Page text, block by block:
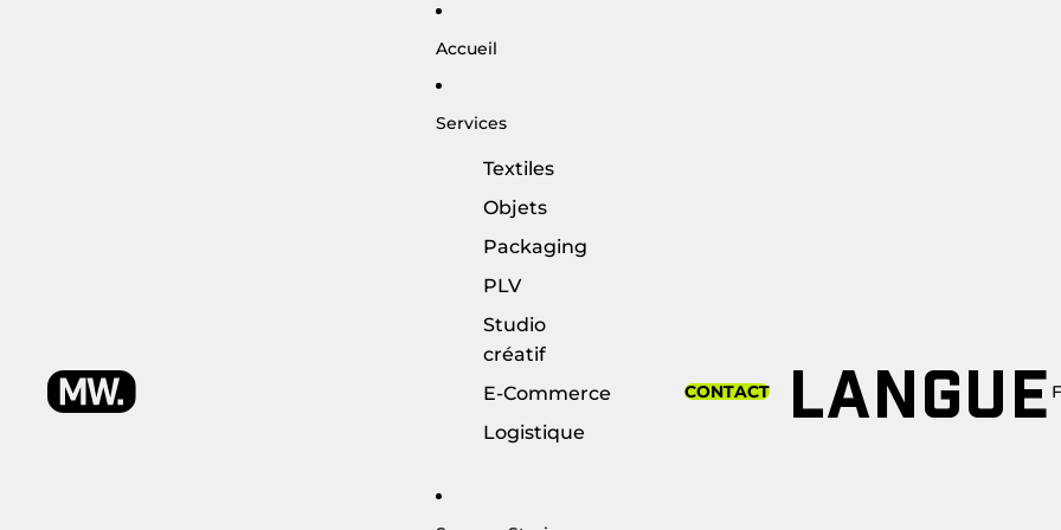
Accueil
Services
Textiles
Objets
Packaging
PLV
Studio
créatif
E-Commerce
Logistique
CONTACT LANGUE